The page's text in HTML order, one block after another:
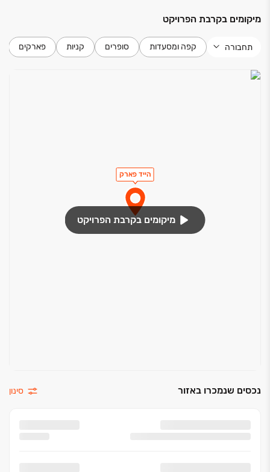
מיקומים בקרבת הפרויקט
תחבורה קפה ומסעדות סופרים קניות פארקים
הייד פארק
מיקומים בקרבת הפרויקט
נכסים שנמכרו באזור סינון